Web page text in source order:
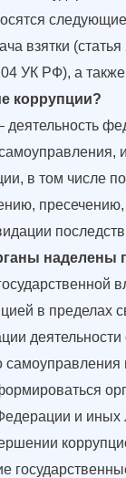
взятки
УК РФ), а
коррупции?
в том числе
в пределах
и иных